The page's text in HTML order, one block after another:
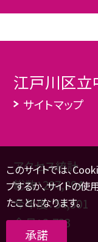
江戸川区
サイトマップ
アクセス統計
総数：297,894
今年度：54,301
今月：2,733
このサイトでは、
プするか、サイトの使
たことになります。
承諾